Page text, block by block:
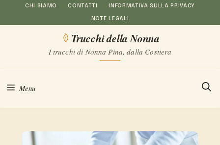
al
CHI SIAMO CONTATTI INFORMATIVA SULLA PRIVACY
NOTE LEGALI
Trucchi della Nonna
I trucchi di Nonna Pina, dalla Costiera
Menu